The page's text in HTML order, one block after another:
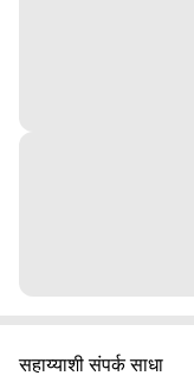
सहाय्याशी संपर्क साधा